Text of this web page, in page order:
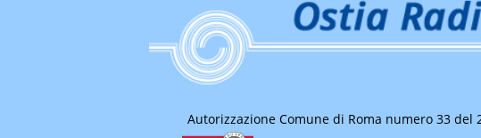
Autorizzazione Comune di Roma numero 33 del